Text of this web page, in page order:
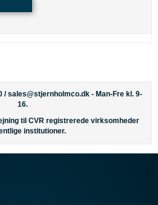
/sales@stjernholmco.dk - Man-Fre kl. 9-
16.
til CVR registrerede virksomheder
institutioner.